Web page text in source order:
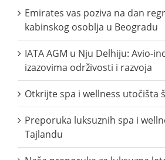
Emirates vas poziva na dan
kabinskog osoblja u Beogradu
IATA AGM u Nju Delhiju: Avio-
izazovima održivosti i razvoja
Otkrijte spa i wellness utočišta
Preporuka luksuznih spa i
Tajlandu